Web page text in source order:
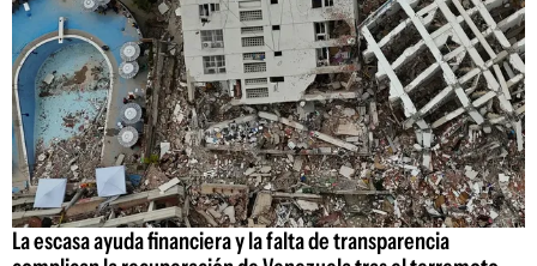
La escasa ayuda financiera y la falta de transparencia